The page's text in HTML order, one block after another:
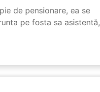
de pensionare, ea se
pe fosta sa asistentă,